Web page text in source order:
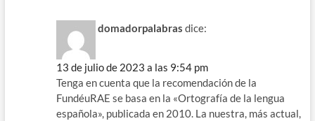
domadorpalabras dice:
13 de julio de 2023 a las 9:54 pm
Tenga en cuenta que la recomendación de la
FundéuRAE se basa en la «Ortografía de la lengua
española», publicada en 2010. La nuestra, más actual,